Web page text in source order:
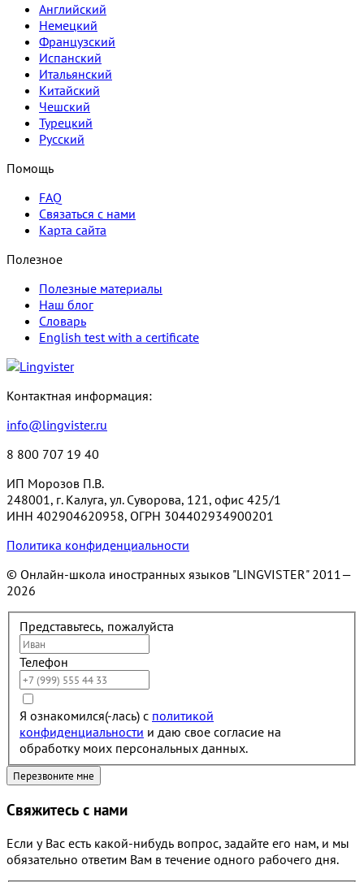
Английский
Немецкий
Французский
Испанский
Итальянский
Китайский
Чешский
Турецкий
Русский
Помощь
FAQ
Связаться с нами
Карта сайта
Полезное
Полезные материалы
Наш блог
Словарь
English test with a certificate
Контактная информация:
info@lingvister.ru
8 800 707 19 40
ИП Морозов П.В.
248001, г. Калуга, ул. Суворова, 121, офис 425/1
ИНН 402904620958, ОГРН 304402934900201
Политика конфиденциальности
© Онлайн-школа иностранных языков "LINGVISTER" 2011—
2026
Представьтесь, пожалуйста
Телефон
Я ознакомился(-лась) с политикой
конфиденциальности и даю свое согласие на
обработку моих персональных данных.
Свяжитесь с нами
Если у Вас есть какой-нибудь вопрос, задайте его нам, и мы
обязательно ответим Вам в течение одного рабочего дня.